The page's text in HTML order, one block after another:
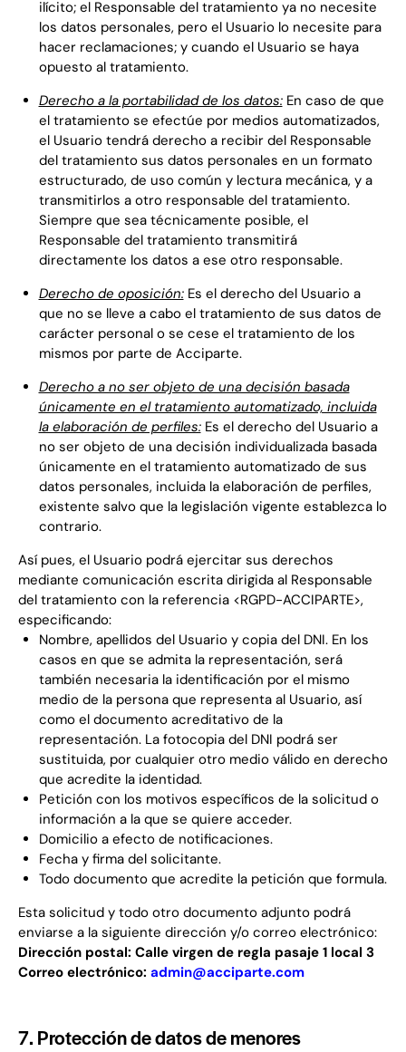
ilícito; el Responsable del tratamiento ya no necesite
los datos personales, pero el Usuario lo necesite para
hacer reclamaciones; y cuando el Usuario se haya
opuesto al tratamiento.
Derecho a la portabilidad de los datos:En caso de que
el tratamiento se efectúe por medios automatizados,
el Usuario tendrá derecho a recibir del Responsable
del tratamiento sus datos personales en un formato
estructurado, de uso común y lectura mecánica, y a
transmitirlos a otro responsable del tratamiento.
Siempre que sea técnicamente posible, el
Responsable del tratamiento transmitirá
directamente los datos a ese otro responsable.
Derecho de oposición:Es el derecho del Usuario a
que no se lleve a cabo el tratamiento de sus datos de
carácter personal o se cese el tratamiento de los
mismos por parte de Acciparte.
Derecho a no ser objeto de una decisión basada
únicamente en el tratamiento automatizado, incluida
la elaboración de perfiles:Es el derecho del Usuario a
no ser objeto de una decisión individualizada basada
únicamente en el tratamiento automatizado de sus
datos personales, incluida la elaboración de perfiles,
existente salvo que la legislación vigente establezca lo
contrario.
Así pues, el Usuario podrá ejercitar sus derechos
mediante comunicación escrita dirigida al Responsable
del tratamiento con la referencia <RGPD-ACCIPARTE>,
especificando:
Nombre, apellidos del Usuario y copia del DNI. En los
casos en que se admita la representación, será
también necesaria la identificación por el mismo
medio de la persona que representa al Usuario, así
como el documento acreditativo de la
representación. La fotocopia del DNI podrá ser
sustituida, por cualquier otro medio válido en derecho
que acredite la identidad.
Petición con los motivos específicos de la solicitud o
información a la que se quiere acceder.
Domicilio a efecto de notificaciones.
Fecha y firma del solicitante.
Todo documento que acredite la petición que formula.
Esta solicitud y todo otro documento adjunto podrá
enviarse a la siguiente dirección y/o correo electrónico:
Dirección postal: Calle virgen de regla pasaje 1 local 3
Correo electrónico: admin@acciparte.com
7. Protección de datos de menores